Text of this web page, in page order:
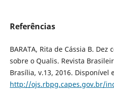
Referências
BARATA, Rita de Cássia B.
sobre o Qualis. Revista
Brasília, v.13, 2016. Disponível
http://ojs.rbpg.capes.gov.br/